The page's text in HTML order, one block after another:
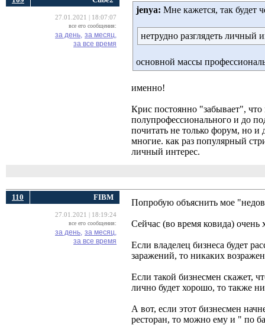
27.01.2021 | 18:07:07
все его сообщения:
за день, за месяц,
за все время
jenya: Мне кажется, так будет
нетрудно разглядеть личный
основной массы
именно!
Крис постоянно "забывает",
полупрофессионального и до
почитать не только форум, но и
многие. как раз популярный
личный интерес.
110 FIBM
27.01.2021 | 18:19:24
все его сообщения:
за день, за месяц,
за все время
Попробую объяснить мое
Сейчас (во время ковида)
Если владелец бизнеса будет
заражений, то никаких
Если такой бизнесмен скажет,
лично будет хорошо, то также
А вот, если этот бизнесмен
ресторан, то можно ему и " по